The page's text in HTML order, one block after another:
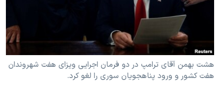
فرهنگ و زندگی
حقوق شهروندی
اقتصادی
علم و فناوری
اسرائیل در جنگ
مستندها
انتخابات ریاست جمهوری آمریکا ۲۰۲۴
حمله جمهوری اسلامی به اسرائیل
رمز مهسا
ورزش زنان در ایران
دنبال کنید
زبانهای مختلف
هشت بهمن آقای ترامپ در دو فرمان اجرایی ویزای هفت شهروندان
هفت کشور و ورود پناهجویان سوری را لغو کرد.